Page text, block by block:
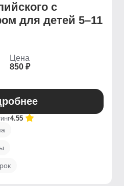
с
для детей 5–11
Цена
850 ₽
4.55